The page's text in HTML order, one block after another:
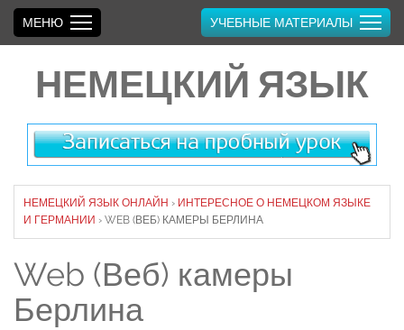
НЕМЕЦКИЙ ЯЗЫК
МЕНЮ УЧЕБНЫЕ МАТЕРИАЛЫ
НЕМЕЦКИЙ ЯЗЫК ОНЛАЙН › ИНТЕРЕСНОЕ О НЕМЕЦКОМ ЯЗЫКЕ
И ГЕРМАНИИ › WEB (ВЕБ) КАМЕРЫ БЕРЛИНА
Web (Веб) камеры
Берлина